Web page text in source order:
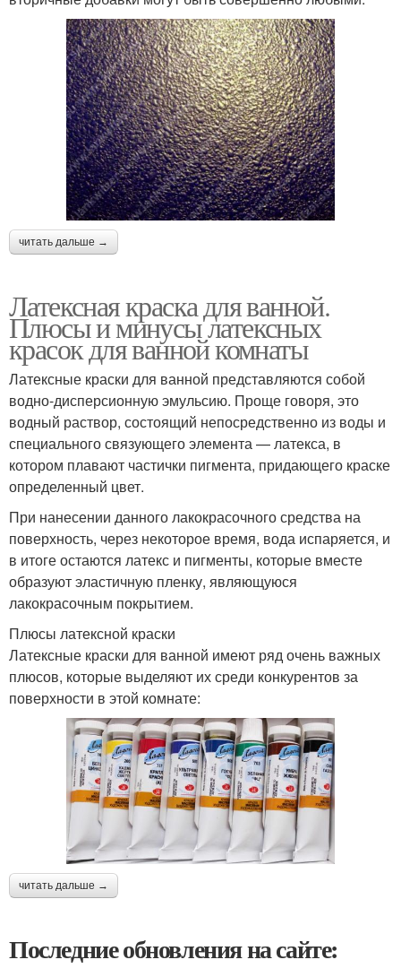
читать дальше →
Латексная краска для ванной.
Плюсы и минусы латексных
красок для ванной комнаты
Латексные краски для ванной представляются собой
водно-дисперсионную эмульсию. Проще говоря, это
водный раствор, состоящий непосредственно из воды и
специального связующего элемента — латекса, в
котором плавают частички пигмента, придающего краске
определенный цвет.
При нанесении данного лакокрасочного средства на
поверхность, через некоторое время, вода испаряется, и
в итоге остаются латекс и пигменты, которые вместе
образуют эластичную пленку, являющуюся
лакокрасочным покрытием.
Плюсы латексной краски
Латексные краски для ванной имеют ряд очень важных
плюсов, которые выделяют их среди конкурентов за
поверхности в этой комнате:
читать дальше →
Последние обновления на сайте: